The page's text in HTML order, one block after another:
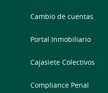
Cambio de cuentas
Portal Inmobiliario
Cajasiete Colectivos
Compliance Penal